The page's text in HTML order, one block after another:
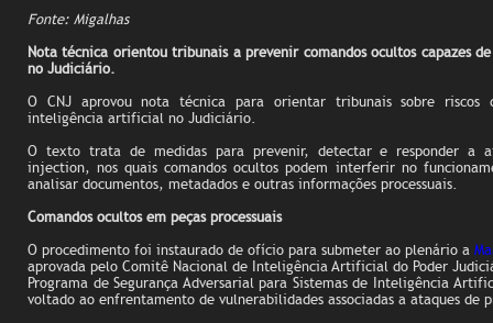
Fonte: Migalhas
Nota técnica orientou tribunais a prevenir comandos ocultos capazes
no Judiciário.
O CNJ aprovou nota técnica para orientar tribunais sobre riscos
inteligência artificial no Judiciário.
O texto trata de medidas para prevenir, detectar e responder a
injection, nos quais comandos ocultos podem interferir no
analisar documentos, metadados e outras informações processuais.
Comandos ocultos em peças processuais
O procedimento foi instaurado de ofício para submeter ao plenário a
aprovada pelo Comitê Nacional de Inteligência Artificial do Poder
Programa de Segurança Adversarial para Sistemas de Inteligência
voltado ao enfrentamento de vulnerabilidades associadas a ataques de